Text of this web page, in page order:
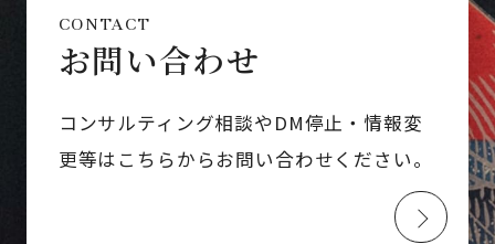
CONTACT
お問い合わせ
コンサルティング相談やDM停止・情報変
更等はこちらからお問い合わせください。